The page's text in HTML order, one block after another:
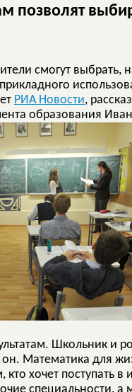
позволят
смогут выбрать,
РИА Новости,
образования
Школьник и
Математика для
хочет поступать